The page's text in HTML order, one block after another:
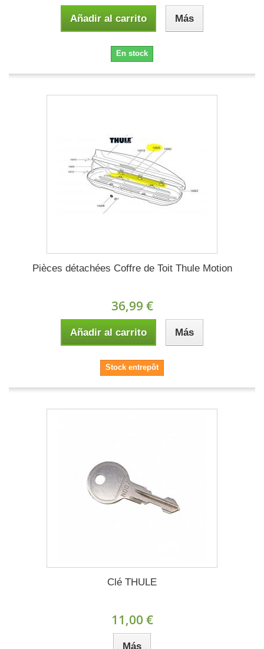
Añadir al carrito Más
En stock
Pièces détachées Coffre de Toit Thule Motion
36,99 €
Añadir al carrito Más
Stock entrepôt
Clé THULE
11,00 €
Más